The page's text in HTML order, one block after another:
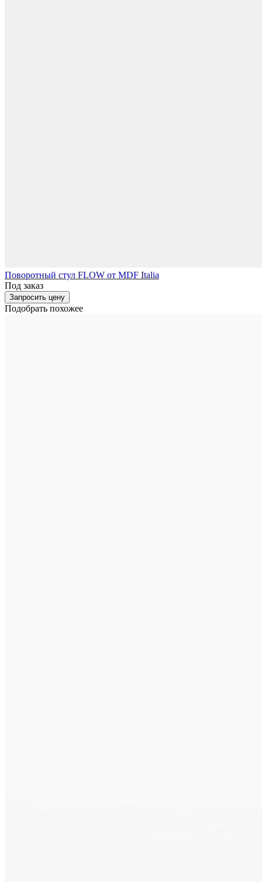
Поворотный стул FLOW от MDF Italia
Под заказ
Запросить цену
Подобрать похожее